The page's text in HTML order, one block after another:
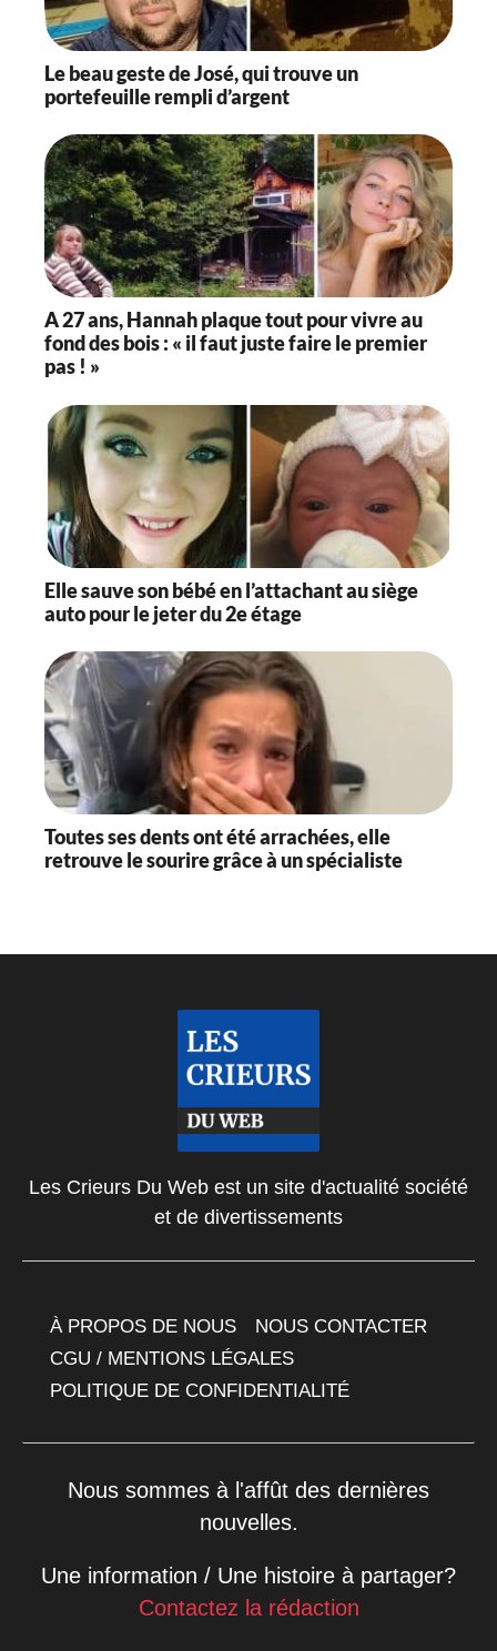
Le beau geste de José, qui trouve un
portefeuille rempli d’argent
A 27 ans, Hannah plaque tout pour vivre au
fond des bois : « il faut juste faire le premier
pas ! »
Elle sauve son bébé en l’attachant au siège
auto pour le jeter du 2e étage
Toutes ses dents ont été arrachées, elle
retrouve le sourire grâce à un spécialiste
Les Crieurs Du Web est un site d'actualité société
et de divertissements
À PROPOS DE NOUS
NOUS CONTACTER
CGU / MENTIONS LÉGALES
POLITIQUE DE CONFIDENTIALITÉ
Nous sommes à l'affût des dernières
nouvelles.
Une information / Une histoire à partager?
Contactez la rédaction